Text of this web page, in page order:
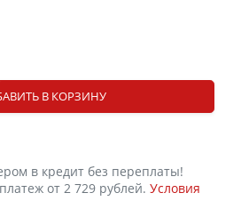
В КОРЗИНУ
в кредит без переплаты!
от 2 729 рублей. Условия